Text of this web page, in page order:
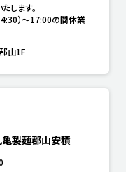
します。
）～17:00の間休業
山1F
亀製麺郡山安積